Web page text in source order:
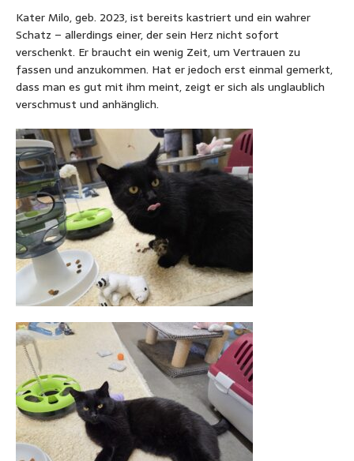
Kater Milo, geb. 2023, ist bereits kastriert und ein wahrer
Schatz – allerdings einer, der sein Herz nicht sofort
verschenkt. Er braucht ein wenig Zeit, um Vertrauen zu
fassen und anzukommen. Hat er jedoch erst einmal gemerkt,
dass man es gut mit ihm meint, zeigt er sich als unglaublich
verschmust und anhänglich.